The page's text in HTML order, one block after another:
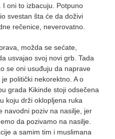
oni to izbacuju. Potpuno
svestan šta će da doživi
rečenice, neverovatno.
možda se sećate,
usvajao svoj novi grb. Tada
se oni usuđuju da naprave
politički nekorektno. A o
grada Kikinde stoji odsečena
koju drži oklopljena ruka
navodni poziv na nasilje, jer
da pozivamo na nasilje.
a samim tim i muslimana